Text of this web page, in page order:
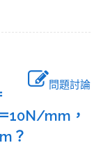
問題討論
10N/mm，
？